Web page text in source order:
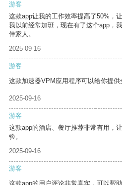
游客
这款app让我的工作效率提高了50%，
我以前经常加班，现在有了这个app，
伴家人。
2025-09-16
游客
这款加速器VPM应用程序可以给你提供
2025-09-16
游客
这款app的酒店、餐厅推荐非常有用，
验。
2025-09-16
游客
这款app的用户评论非常真实，可以帮